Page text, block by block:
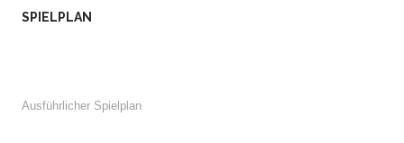
SPIELPLAN
Ausführlicher Spielplan